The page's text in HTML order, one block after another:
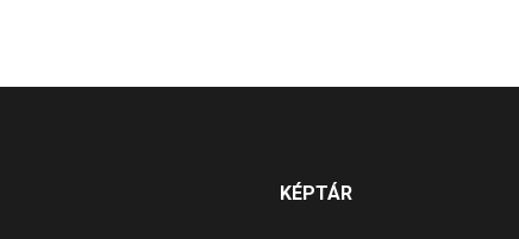
KÉPTÁR